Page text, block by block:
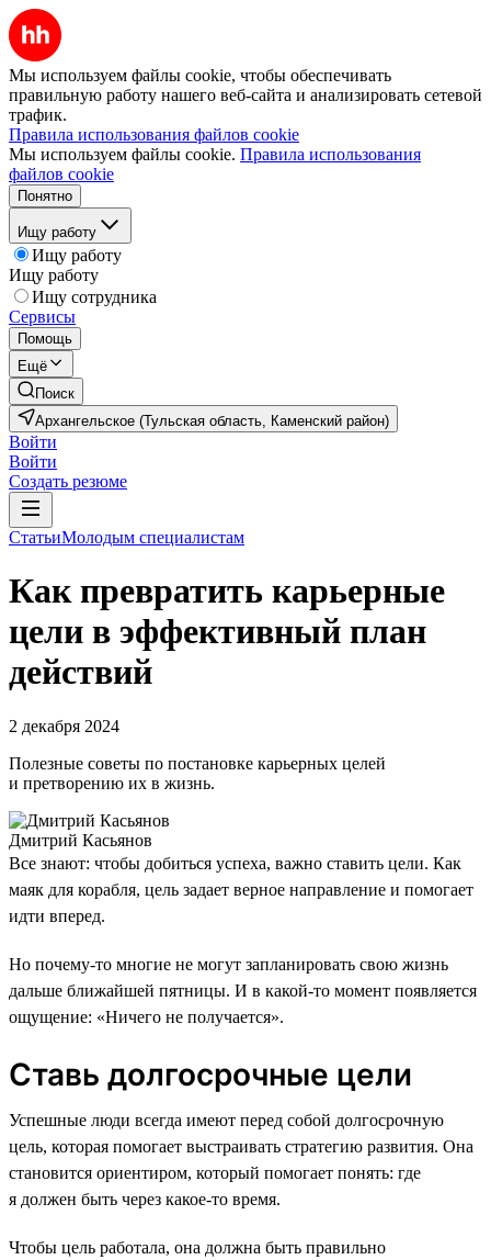
Мы используем файлы cookie, чтобы обеспечивать
правильную работу нашего веб-сайта и анализировать сетевой
трафик.
Правила использования файлов cookie
Мы используем файлы cookie. Правила использования
файлов cookie
Понятно
Ищу работу
Ищу работу
Ищу работу
Ищу сотрудника
Сервисы
Помощь
Ещё
Поиск
Архангельское (Тульская область, Каменский район)
Войти
Войти
Создать резюме
СтатьиМолодым специалистам
Как превратить карьерные
цели в эффективный план
действий
2 декабря 2024
Полезные советы по постановке карьерных целей
и претворению их в жизнь.
Дмитрий Касьянов
Все знают: чтобы добиться успеха, важно ставить цели. Как
маяк для корабля, цель задает верное направление и помогает
идти вперед.
Но почему-то многие не могут запланировать свою жизнь
дальше ближайшей пятницы. И в какой-то момент появляется
ощущение: «Ничего не получается».
Ставь долгосрочные цели
Успешные люди всегда имеют перед собой долгосрочную
цель, которая помогает выстраивать стратегию развития. Она
становится ориентиром, который помогает понять: где
я должен быть через какое-то время.
Чтобы цель работала, она должна быть правильно